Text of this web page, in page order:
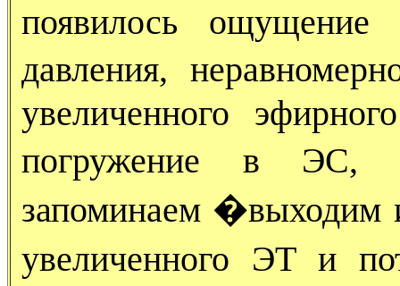
появилось ощущение
давления,
увеличенного
погружение в ЭС,
запоминаем
увеличенного ЭТ и